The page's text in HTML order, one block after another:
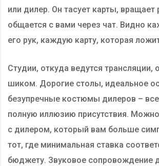
или дилер. Он тасует карты, вращает
общается с вами через чат. Видно
его рук, каждую карту, которая
Студии, откуда ведутся
шиком. Дорогие столы, идеальное
безупречные костюмы дилеров –
полную иллюзию присутствия.
с дилером, который вам больше
тот, где минимальная ставка
бюджету. Звуковое сопровождение